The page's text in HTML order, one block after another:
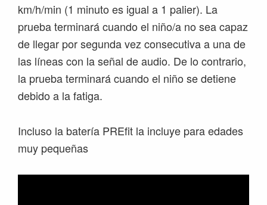
km/h/min (1 minuto es igual a 1 palier). La
prueba terminará cuando el niño/a no sea capaz
de llegar por segunda vez consecutiva a una de
las líneas con la señal de audio. De lo contrario,
la prueba terminará cuando el niño se detiene
debido a la fatiga.
Incluso la batería PREfit la incluye para edades
muy pequeñas